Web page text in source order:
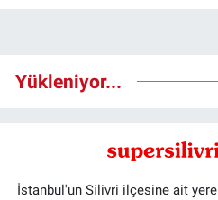
Yükleniyor...
İstanbul'un Silivri ilçesine ait